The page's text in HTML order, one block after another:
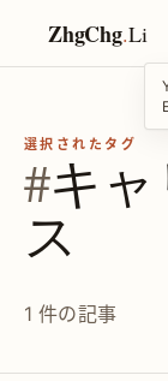
ZhgChg.Li
選択されたタグ
#キャ
ス
1 件の記事